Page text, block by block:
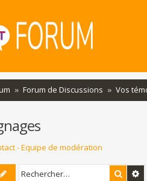
Forum de Discussions Vos
- Equipe de modération